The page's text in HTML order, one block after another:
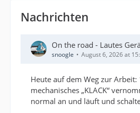
Nachrichten
On the road - Lautes
snoogle August 6, 2026 at
Heute auf dem Weg zur
mechanisches „KLACK“
normal an und läuft und